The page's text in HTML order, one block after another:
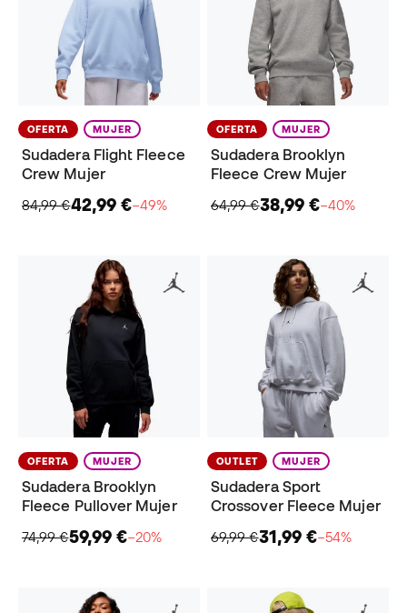
OFERTA MUJER
Sudadera Flight Fleece
Crew Mujer
84,99 €42,99 €−49%
OFERTA MUJER
Sudadera Brooklyn
Fleece Crew Mujer
64,99 €38,99 €−40%
OFERTA MUJER
Sudadera Brooklyn
Fleece Pullover Mujer
74,99 €59,99 €−20%
OUTLET MUJER
Sudadera Sport
Crossover Fleece Mujer
69,99 €31,99 €−54%